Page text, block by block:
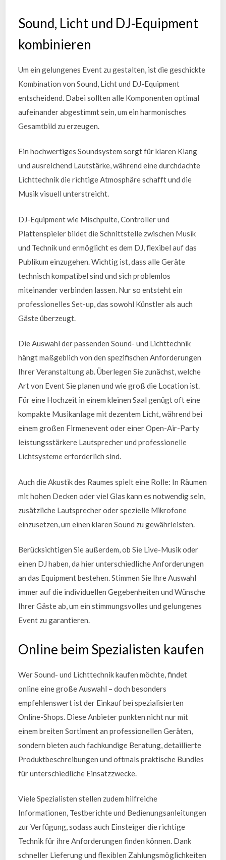
Sound, Licht und DJ-Equipment
kombinieren
Um ein gelungenes Event zu gestalten, ist die geschickte
Kombination von Sound, Licht und DJ-Equipment
entscheidend. Dabei sollten alle Komponenten optimal
aufeinander abgestimmt sein, um ein harmonisches
Gesamtbild zu erzeugen.
Ein hochwertiges Soundsystem sorgt für klaren Klang
und ausreichend Lautstärke, während eine durchdachte
Lichttechnik die richtige Atmosphäre schafft und die
Musik visuell unterstreicht.
DJ-Equipment wie Mischpulte, Controller und
Plattenspieler bildet die Schnittstelle zwischen Musik
und Technik und ermöglicht es dem DJ, flexibel auf das
Publikum einzugehen. Wichtig ist, dass alle Geräte
technisch kompatibel sind und sich problemlos
miteinander verbinden lassen. Nur so entsteht ein
professionelles Set-up, das sowohl Künstler als auch
Gäste überzeugt.
Die Auswahl der passenden Sound- und Lichttechnik
hängt maßgeblich von den spezifischen Anforderungen
Ihrer Veranstaltung ab. Überlegen Sie zunächst, welche
Art von Event Sie planen und wie groß die Location ist.
Für eine Hochzeit in einem kleinen Saal genügt oft eine
kompakte Musikanlage mit dezentem Licht, während bei
einem großen Firmenevent oder einer Open-Air-Party
leistungsstärkere Lautsprecher und professionelle
Lichtsysteme erforderlich sind.
Auch die Akustik des Raumes spielt eine Rolle: In Räumen
mit hohen Decken oder viel Glas kann es notwendig sein,
zusätzliche Lautsprecher oder spezielle Mikrofone
einzusetzen, um einen klaren Sound zu gewährleisten.
Berücksichtigen Sie außerdem, ob Sie Live-Musik oder
einen DJ haben, da hier unterschiedliche Anforderungen
an das Equipment bestehen. Stimmen Sie Ihre Auswahl
immer auf die individuellen Gegebenheiten und Wünsche
Ihrer Gäste ab, um ein stimmungsvolles und gelungenes
Event zu garantieren.
Online beim Spezialisten kaufen
Wer Sound- und Lichttechnik kaufen möchte, findet
online eine große Auswahl – doch besonders
empfehlenswert ist der Einkauf bei spezialisierten
Online-Shops. Diese Anbieter punkten nicht nur mit
einem breiten Sortiment an professionellen Geräten,
sondern bieten auch fachkundige Beratung, detaillierte
Produktbeschreibungen und oftmals praktische Bundles
für unterschiedliche Einsatzzwecke.
Viele Spezialisten stellen zudem hilfreiche
Informationen, Testberichte und Bedienungsanleitungen
zur Verfügung, sodass auch Einsteiger die richtige
Technik für ihre Anforderungen finden können. Dank
schneller Lieferung und flexiblen Zahlungsmöglichkeiten